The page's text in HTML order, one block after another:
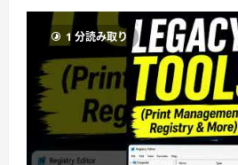
1 分読み取り